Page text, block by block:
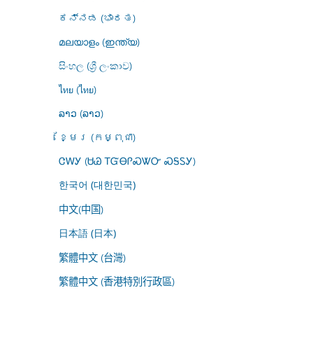
ಕನ್ನಡ (ಭಾರತ)
മലയാളം (ഇന്ത്യ)
සිංහල (ශ්‍රී ලංකාව)
ไทย (ไทย)
ລາວ (ລາວ)
ខ្មែរ (កម្ពុជា)
ᏣᎳᎩ (ᏌᏊ ᎢᏳᎾᎵᏍᏔᏅ ᏍᎦᏚᎩ)
한국어 (대한민국)
中文(中国)
日本語 (日本)
繁體中文 (台灣)
繁體中文 (香港特別行政區)